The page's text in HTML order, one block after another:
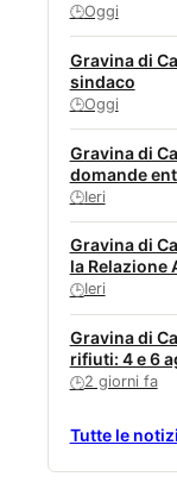
🕒Oggi
Gravina di
sindaco
🕒Oggi
Gravina di
domande
🕒Ieri
Gravina di
la Relazione
🕒Ieri
Gravina di
rifiuti: 4 e 6
🕒2 giorni fa
Tutte le